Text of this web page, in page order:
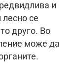
и
се
друго. Во
може да